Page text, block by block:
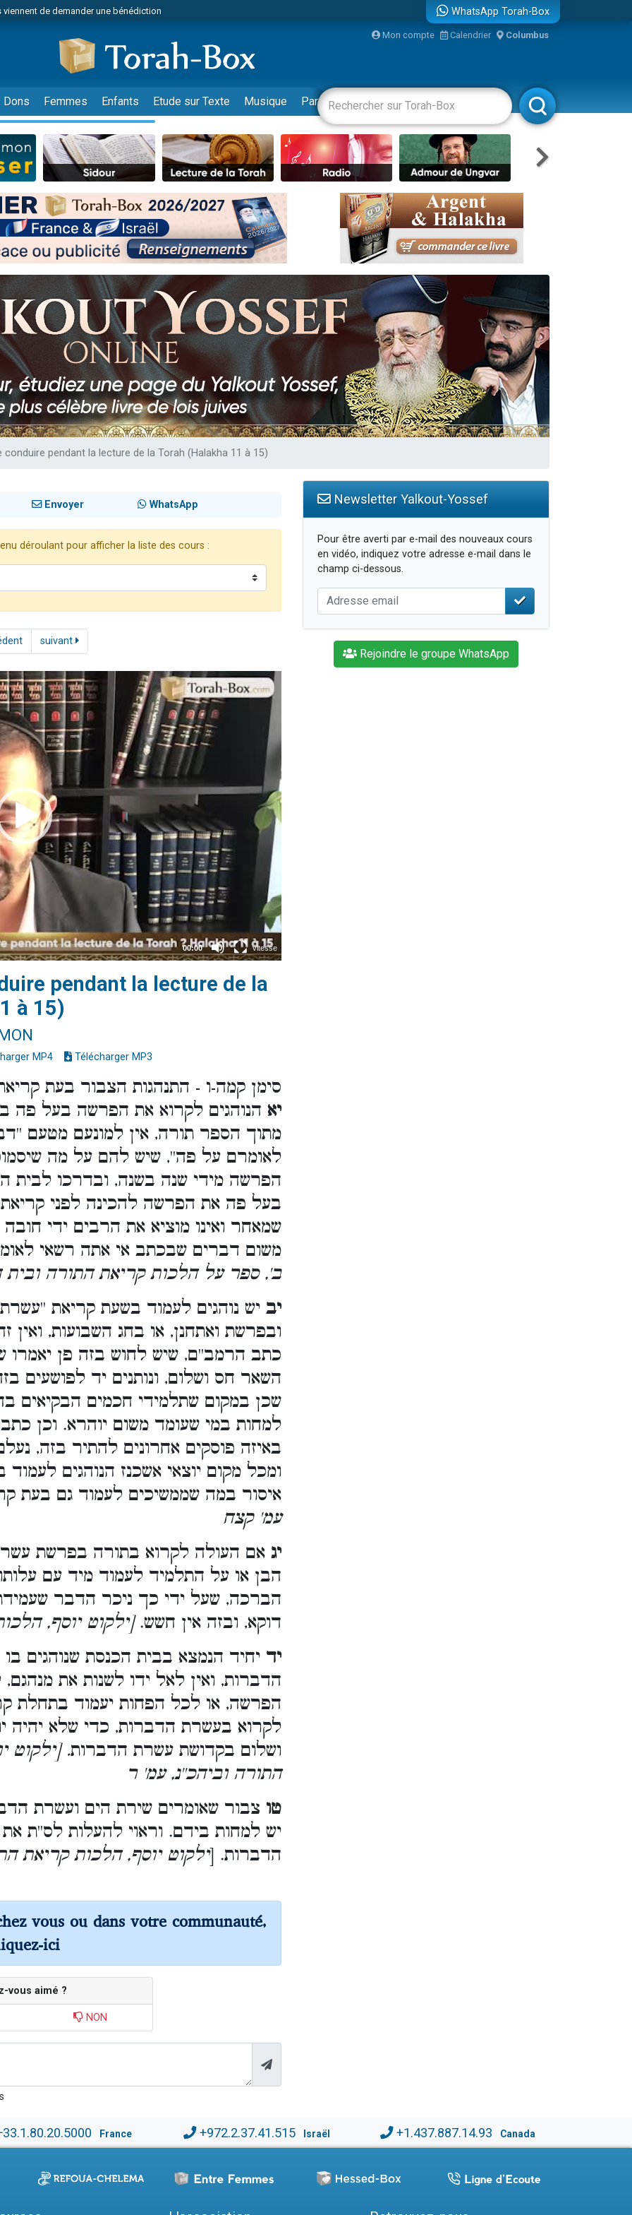
viennent de demander une bénédiction
viennent de faire un don pour Diane, 80 ans, dans un appartement insalubre
son Maasser
de nous rejoindre sur WhatsApp
de nous rejoindre sur WhatsApp
donner son Maasser
viennent de faire un don pour 5 jours de vacances aux Orphelins
de nous rejoindre sur WhatsApp
viennent de demander une bénédiction
places pour étudier en groupe sur Zoom
viennent de faire un don pour Sauvez la jambe de Yohan
musiques dans Torah-Box Music
de nous rejoindre sur WhatsApp
de nous rejoindre sur WhatsApp
de nous rejoindre sur WhatsApp
musiques dans Torah-Box Music
viennent de faire un don pour Tsédaka : pauvres d'Israel
radio : Visions de grandeur n°104 : Le Chabbath et le Birkat Hamazone à travers le temps
de nous rejoindre sur WhatsApp
WhatsApp Torah-Box
Mon compte Calendrier Columbus
Dons Femmes Enfants Etude sur Texte Musique Paracha Divertissements Livres Rabbanim
conduire pendant la lecture de la Torah (Halakha 11 à 15)
Envoyer WhatsApp
déroulant pour afficher la liste des cours :
suivant
pendant la lecture de la
à 15)
MP4 Télécharger MP3
סימן קמה-ו - התנהגות הצבור בעת
יא הנוהגים לקרוא את הפרשה בעל פה
מתוך הספר תורה, אין למונעם מטעם
לאומרם על פה'', שיש להם על מה
הפרשה מידי שנה בשנה, ובדרכו לבית
בעל פה את הפרשה להכינה לפני
שמאחר ואינו מוציא את הרבים ידי
משום דברים שבכתב אי אתה רשאי
ב', ספר על הלכות קריאת התורה ובית
יב יש נוהגים לעמוד בשעת קריאת
ובפרשת ואתחנן, או בחג השבועות,
כתב הרמב''ם, שיש לחוש בזה פן יאמרו
השאר חס ושלום, ונותנים יד לפושעים
שכן במקום שתלמידי חכמים הבקיאים
למחות במי שעומד משום יוהרא. וכן
באיזה פוסקים אחרונים להתיר בזה,
ומכל מקום יוצאי אשכנז הנוהגים
איסור במה שממשיכים לעמוד גם בעת
עמ' קצח
יג אם העולה לקרוא בתורה בפרשת
הבן או על התלמיד לעמוד מיד עם
הברכה, שעל ידי כך ניכר הדבר
דוקא, ובזה אין חשש.[ילקוט יוסף,
יד יחיד הנמצא בבית הכנסת שנוהגים
הדברות, ואין לאל ידו לשנות את
הפרשה, או לכל הפחות יעמוד בתחלת
לקרוא בעשרת הדברות, כדי שלא יהיה
ושלום בקדושת עשרת הדברות. [ילקוט
התורה וביהכ''נ, עמ' ר
טו צבור שאומרים שירת הים ועשרת
יש למחות בידם. וראוי להעלות לס''ת
הדברות. [ילקוט יוסף, הלכות קריאת
vous ou dans votre communauté,
ici
vous aimé ?
NON
Newsletter Yalkout-Yossef
Pour être averti par e-mail des nouveaux cours
en vidéo, indiquez votre adresse e-mail dans le
champ ci-dessous.
Rejoindre le groupe WhatsApp
France +972.2.37.41.515 Israël +1.437.887.14.93 Canada